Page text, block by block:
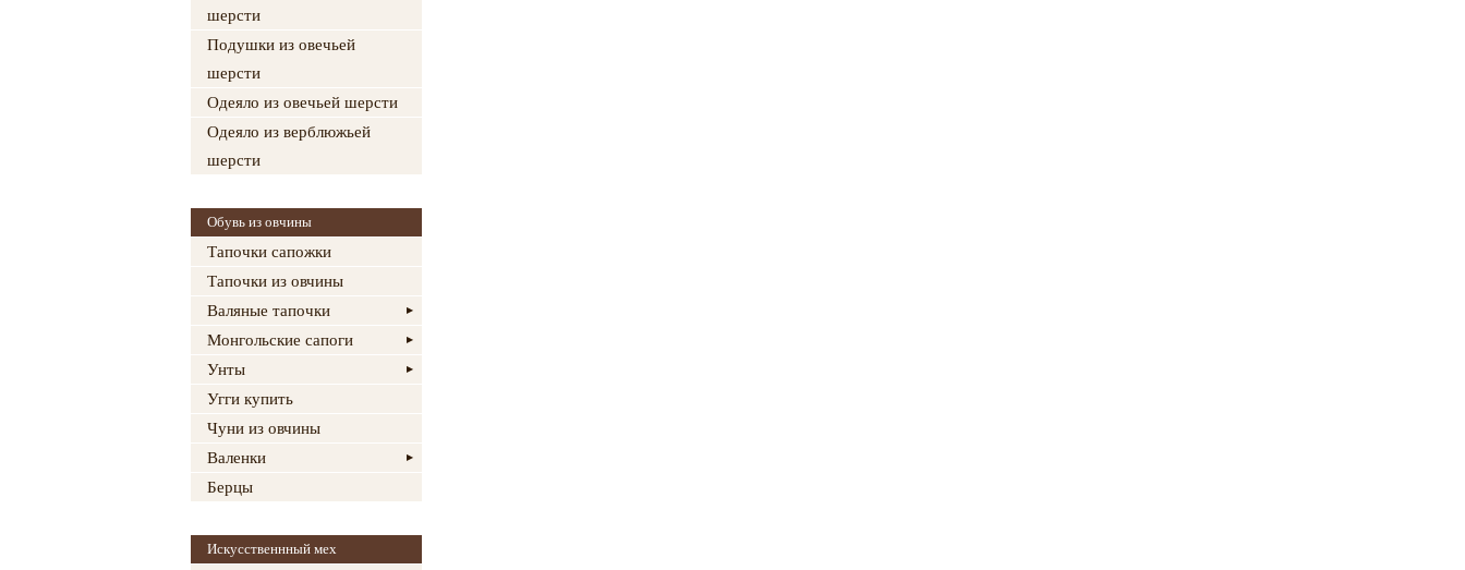
шерсти
Подушки из овечьей
шерсти
Одеяло из овечьей шерсти
Одеяло из верблюжьей
шерсти
Обувь из овчины
Тапочки сапожки
Тапочки из овчины
Валяные тапочки
Монгольские сапоги
Унты
Угги купить
Чуни из овчины
Валенки
Берцы
Искусственнный мех